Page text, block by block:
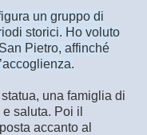
un gruppo di
storici. Ho voluto
Pietro, affinché
una famiglia di
saluta. Poi il
accanto al